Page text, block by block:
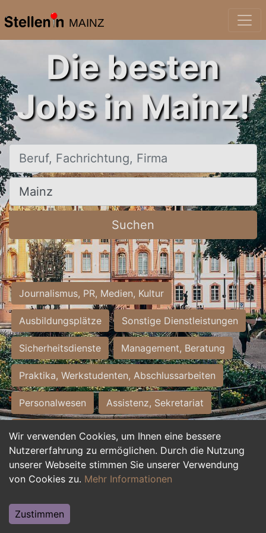
MAINZ
Wir verwenden Cookies, um Ihnen eine bessere
Nutzererfahrung zu ermöglichen. Durch die Nutzung
unserer Webseite stimmen Sie unserer Verwendung
von Cookies zu. Mehr Informationen
Zustimmen
Die besten
Jobs in Mainz!
Beruf, Fachrichtung, Firma
Ort, Stadt
Suchen
Journalismus, PR, Medien, Kultur
Ausbildungsplätze Sonstige Dienstleistungen
Sicherheitsdienste Management, Beratung
Praktika, Werkstudenten, Abschlussarbeiten
Personalwesen Assistenz, Sekretariat
Hilfskräfte, Aushilfs- und Nebenjobs
Einkauf, Logistik, Materialwirtschaft
Weiterbildung, Studium, duale Ausbildung
Tourismus